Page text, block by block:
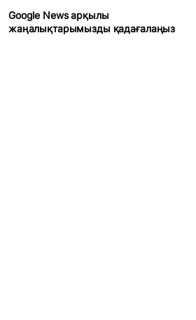
Google News арқылы
жаңалықтарымызды қадағалаңыз